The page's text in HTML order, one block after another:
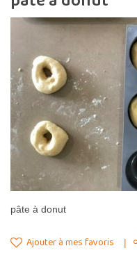
pâte à donut
Ajouter à mes favoris